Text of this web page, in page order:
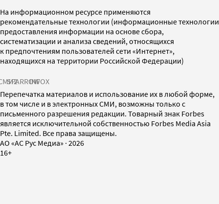
На информационном ресурсе применяются
рекомендательные технологии (информационные технологии
предоставления информации на основе сбора,
систематизации и анализа сведений, относящихся
к предпочтениям пользователей сети «Интернет»,
находящихся на территории Российской Федерации)
SPARROWINFOX
Перепечатка материалов и использование их в любой форме,
в том числе и в электронных СМИ, возможны только с
письменного разрешения редакции. Товарный знак Forbes
является исключительной собственностью Forbes Media Asia
Pte. Limited. Все права защищены.
AO «АС Рус Медиа» · 2026
16+